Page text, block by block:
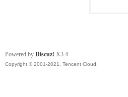
Powered by Discuz! X3.4
Copyright © 2001-2021, Tencent Cloud.